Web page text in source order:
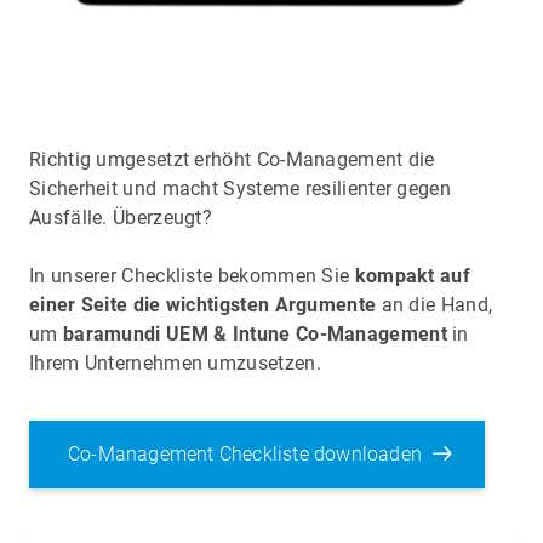
Richtig umgesetzt erhöht Co-Management die
Sicherheit und macht Systeme resilienter gegen
Ausfälle. Überzeugt?
In unserer Checkliste bekommen Sie kompakt auf
einer Seite die wichtigsten Argumente an die Hand,
um baramundi UEM & Intune Co-Managementin
Ihrem Unternehmen umzusetzen.
Co-Management Checkliste downloaden